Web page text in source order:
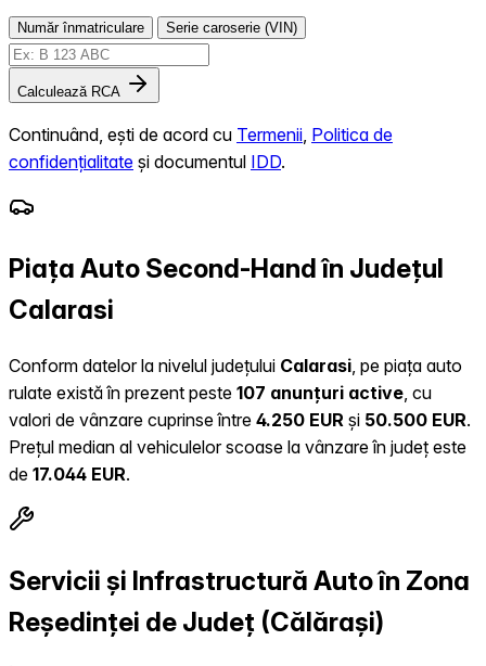
Număr înmatriculare Serie caroserie (VIN)
Calculează RCA
Continuând, ești de acord cu Termenii Politica de
confidențialitate și documentul IDD.
Piața Auto Second-Hand în Județul
Calarasi
Conform datelor la nivelul județului Calarasi , pe piața auto
rulate există în prezent peste 107 anunțuri active , cu
valori de vânzare cuprinse între 4.250 EUR și 50.500 EUR.
Prețul median al vehiculelor scoase la vânzare în județ este
de 17.044 EUR.
Servicii și Infrastructură Auto în Zona
Reședinței de Județ (Călărași)